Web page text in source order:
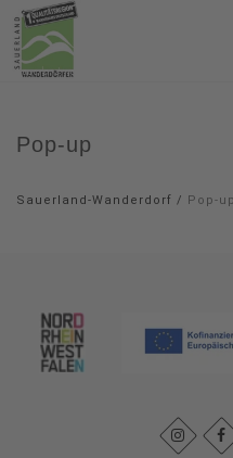
Pop-up
Sauerland-Wanderdorf / Pop-up